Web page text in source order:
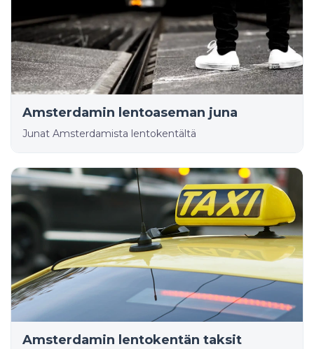
Amsterdamin lentoaseman juna
Junat Amsterdamista lentokentältä
Amsterdamin lentokentän taksit